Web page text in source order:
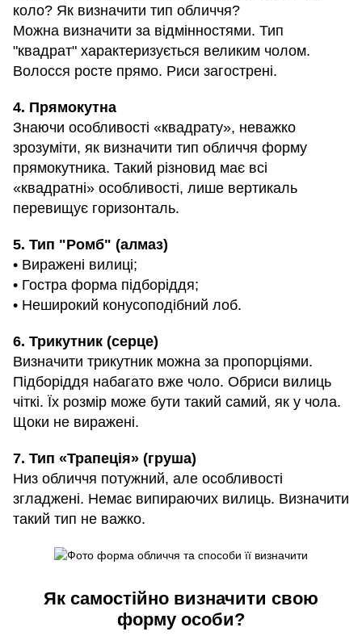
коло? Як визначити тип обличчя?
Можна визначити за відмінностями. Тип
"квадрат" характеризується великим чолом.
Волосся росте прямо. Риси загострені.
4. Прямокутна
Знаючи особливості «квадрату», неважко
зрозуміти, як визначити тип обличчя форму
прямокутника. Такий різновид має всі
«квадратні» особливості, лише вертикаль
перевищує горизонталь.
5. Тип "Ромб" (алмаз)
• Виражені вилиці;
• Гостра форма підборіддя;
• Неширокий конусоподібний лоб.
6. Трикутник (серце)
Визначити трикутник можна за пропорціями.
Підборіддя набагато вже чоло. Обриси вилиць
чіткі. Їх розмір може бути такий самий, як у чола.
Щоки не виражені.
7. Тип «Трапеція» (груша)
Низ обличчя потужний, але особливості
згладжені. Немає випираючих вилиць. Визначити
такий тип не важко.
Як самостійно визначити свою
форму особи?